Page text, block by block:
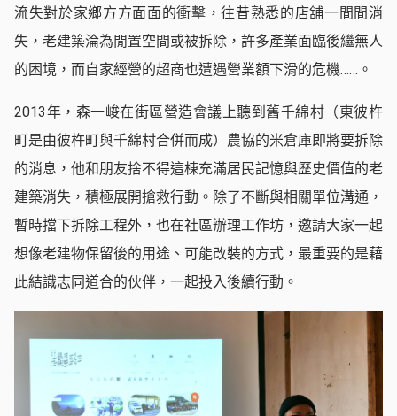
流失對於家鄉方方面面的衝擊，往昔熟悉的店舖一間間消
失，老建築淪為閒置空間或被拆除，許多產業面臨後繼無人
的困境，而自家經營的超商也遭遇營業額下滑的危機……。
2013年，森一峻在街區營造會議上聽到舊千綿村（東彼杵
町是由彼杵町與千綿村合併而成）農協的米倉庫即將要拆除
的消息，他和朋友捨不得這棟充滿居民記憶與歷史價值的老
建築消失，積極展開搶救行動。除了不斷與相關單位溝通，
暫時擋下拆除工程外，也在社區辦理工作坊，邀請大家一起
想像老建物保留後的用途、可能改裝的方式，最重要的是藉
此結識志同道合的伙伴，一起投入後續行動。